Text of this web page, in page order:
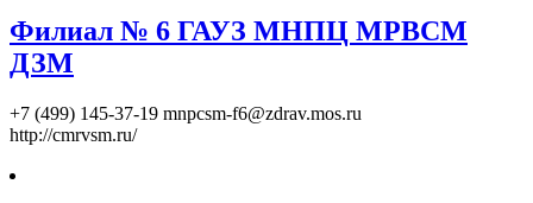
Филиал № 6 ГАУЗ МНПЦ МРВСМ
ДЗМ
+7 (499) 145-37-19 mnpcsm-f6@zdrav.mos.ru
http://cmrvsm.ru/